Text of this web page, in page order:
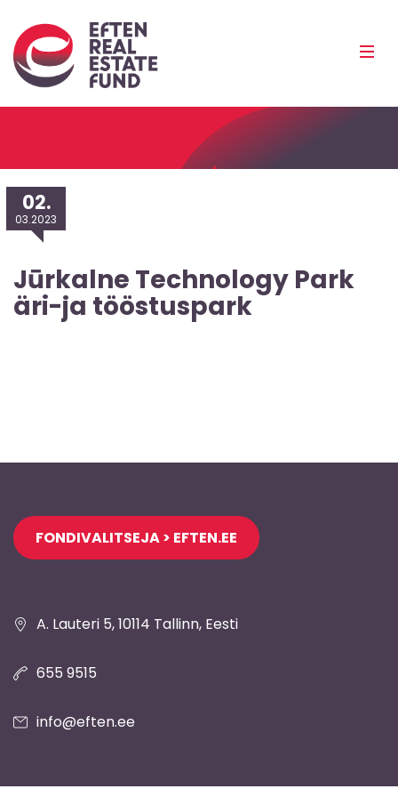
Jūrkalne Technology Park
äri-ja tööstuspark
02.
03.2023
Jaluse
navigatsioon
A. Lauteri 5, 10114 Tallinn, Eesti
FONDIVALITSEJA > EFTEN.EE
655 9515
info@eften.ee